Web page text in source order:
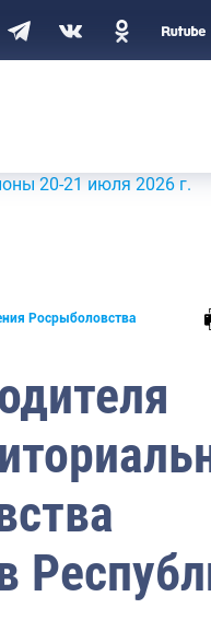
июля 2026 г. На
Росрыболовства